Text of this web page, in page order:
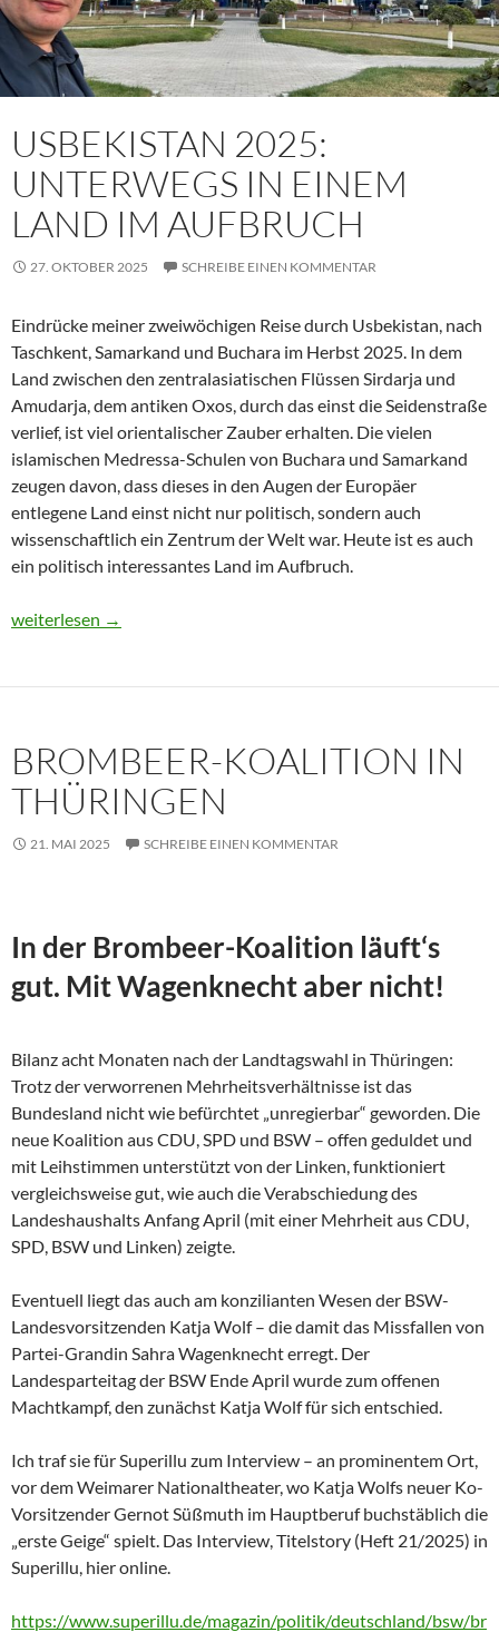
USBEKISTAN 2025:
UNTERWEGS IN EINEM
LAND IM AUFBRUCH
27. OKTOBER 2025 SCHREIBE EINEN KOMMENTAR
Eindrücke meiner zweiwöchigen Reise durch Usbekistan, nach
Taschkent, Samarkand und Buchara im Herbst 2025. In dem
Land zwischen den zentralasiatischen Flüssen Sirdarja und
Amudarja, dem antiken Oxos, durch das einst die Seidenstraße
verlief, ist viel orientalischer Zauber erhalten. Die vielen
islamischen Medressa-Schulen von Buchara und Samarkand
zeugen davon, dass dieses in den Augen der Europäer
entlegene Land einst nicht nur politisch, sondern auch
wissenschaftlich ein Zentrum der Welt war. Heute ist es auch
ein politisch interessantes Land im Aufbruch.
Usbekistan 2025: Unterwegs in einem Land im Aufbruch
weiterlesen →
BROMBEER-KOALITION IN
THÜRINGEN
21. MAI 2025 SCHREIBE EINEN KOMMENTAR
In der Brombeer-Koalition läuft‘s
gut. Mit Wagenknecht aber nicht!
Bilanz acht Monaten nach der Landtagswahl in Thüringen:
Trotz der verworrenen Mehrheitsverhältnisse ist das
Bundesland nicht wie befürchtet „unregierbar“ geworden. Die
neue Koalition aus CDU, SPD und BSW – offen geduldet und
mit Leihstimmen unterstützt von der Linken, funktioniert
vergleichsweise gut, wie auch die Verabschiedung des
Landeshaushalts Anfang April (mit einer Mehrheit aus CDU,
SPD, BSW und Linken) zeigte.
Eventuell liegt das auch am konzilianten Wesen der BSW-
Landesvorsitzenden Katja Wolf – die damit das Missfallen von
Partei-Grandin Sahra Wagenknecht erregt. Der
Landesparteitag der BSW Ende April wurde zum offenen
Machtkampf, den zunächst Katja Wolf für sich entschied.
Ich traf sie für Superillu zum Interview – an prominentem Ort,
vor dem Weimarer Nationaltheater, wo Katja Wolfs neuer Ko-
Vorsitzender Gernot Süßmuth im Hauptberuf buchstäblich die
„erste Geige“ spielt. Das Interview, Titelstory (Heft 21/2025) in
Superillu, hier online.
https://www.superillu.de/magazin/politik/deutschland/bsw/br